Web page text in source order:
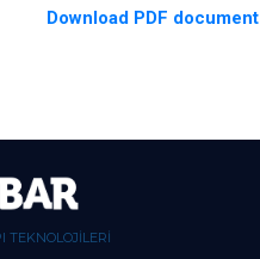
Download PDF document
TEKNOLOJİLERİ